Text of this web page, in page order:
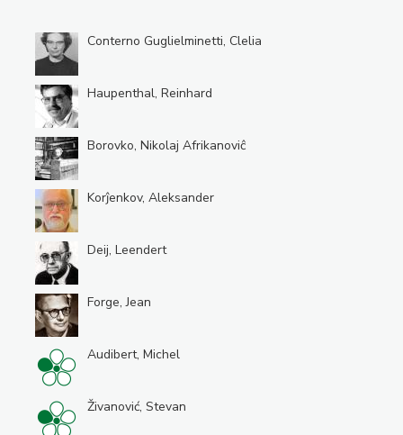
Conterno Guglielminetti, Clelia
Haupenthal, Reinhard
Borovko, Nikolaj Afrikanoviĉ
Korĵenkov, Aleksander
Deij, Leendert
Forge, Jean
Audibert, Michel
Živanović, Stevan